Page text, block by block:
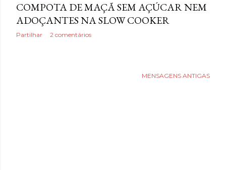
COMPOTA DE MAÇÃ SEM AÇÚCAR NEM
ADOÇANTES NA SLOW COOKER
Partilhar 2 comentários
MENSAGENS ANTIGAS